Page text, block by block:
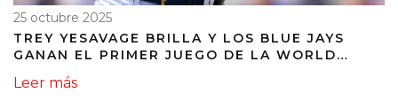
25 octubre 2025
TREY YESAVAGE BRILLA Y LOS BLUE JAYS
GANAN EL PRIMER JUEGO DE LA WORLD
Leer más